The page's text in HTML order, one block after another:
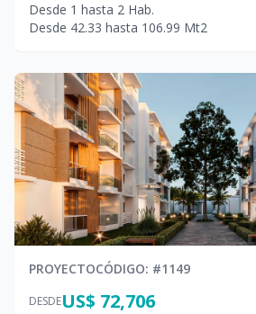
Desde 1 hasta 2 Hab.
Desde 42.33 hasta 106.99 Mt2
PROYECTOCÓDIGO: #1149
DESDEUS$ 72,706